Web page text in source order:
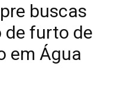
buscas
de furto de
em Água